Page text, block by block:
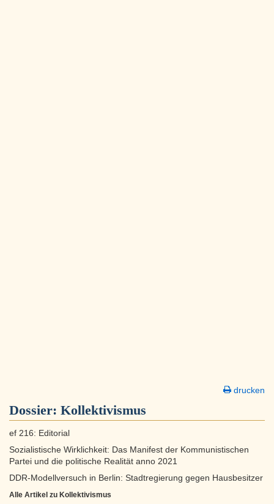
drucken
Dossier: Kollektivismus
ef 216: Editorial
Sozialistische Wirklichkeit: Das Manifest der Kommunistischen
Partei und die politische Realität anno 2021
DDR-Modellversuch in Berlin: Stadtregierung gegen Hausbesitzer
Alle Artikel zu Kollektivismus